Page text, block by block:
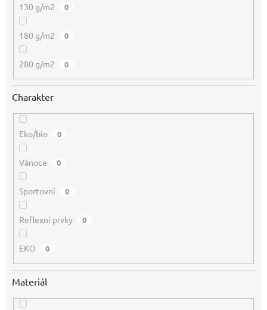
130 g/m2 0
180 g/m2 0
280 g/m2 0
Charakter
Eko/bio 0
Vánoce 0
Sportovní 0
Reflexní prvky 0
EKO 0
Materiál